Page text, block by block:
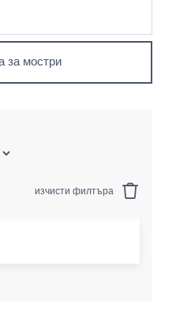
за мостри
изчисти филтъра